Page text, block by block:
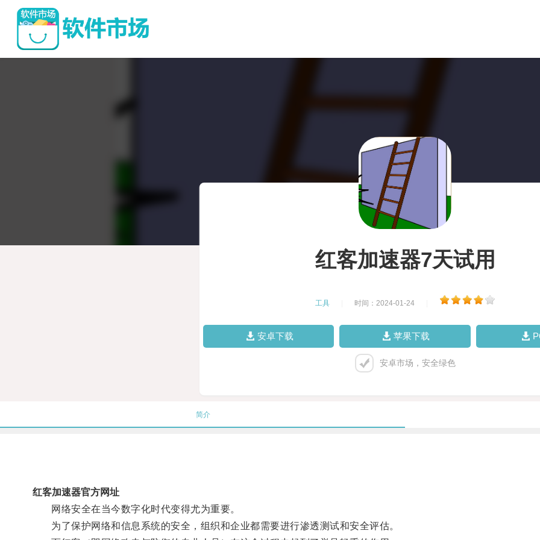
红客加速器7天试用
工具 时间：2024-01-24
安卓下载 苹果下载
安卓市场，安全绿色
简介
红客加速器官方网址
网络安全在当今数字化时代变得尤为重要。
为了保护网络和信息系统的安全，组织和企业都需要进行渗透测试和安全评估。